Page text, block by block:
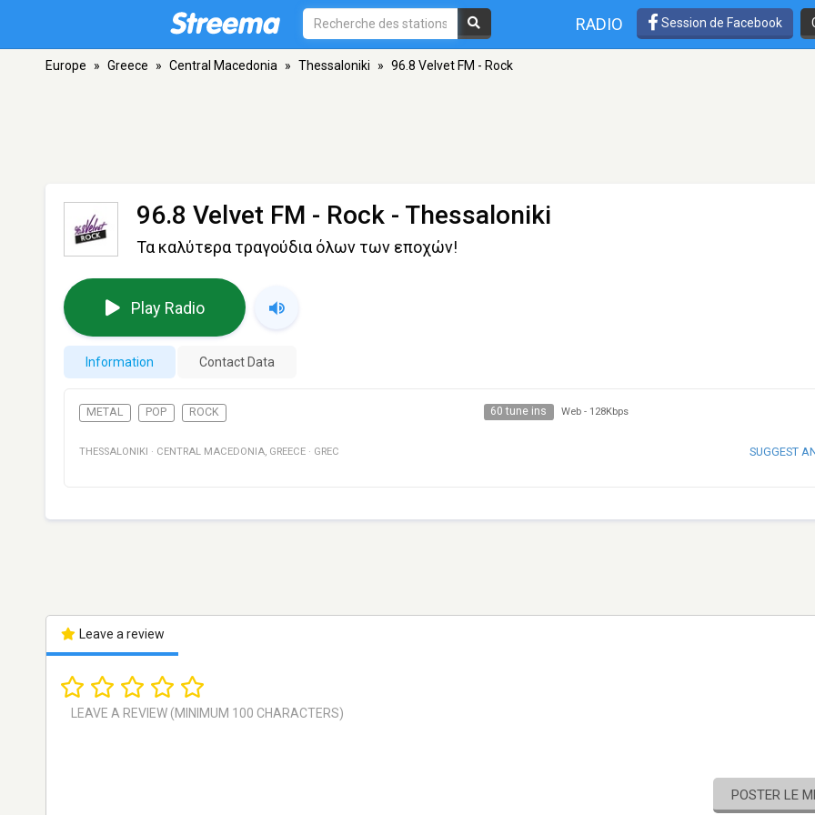
RADIO Session de Facebook
Europe » Greece » Central Macedonia » Thessaloniki » 96.8 Velvet FM - Rock
96.8 Velvet FM - Rock - Thessaloniki
Τα καλύτερα τραγούδια όλων των εποχών!
Play Radio
Information Contact Data
METAL POP ROCK 60 tune ins Web - 128Kbps
THESSALONIKI · CENTRAL MACEDONIA, GREECE · GREC SUGGEST
Leave a review
POSTER LE